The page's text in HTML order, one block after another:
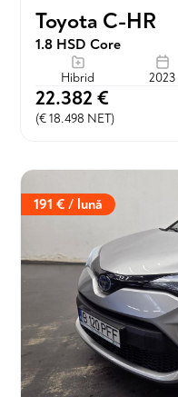
Toyota C-HR
1.8 HSD Core
Hibrid 2023
22.382 €
(€ 18.498 NET)
191 € / lună